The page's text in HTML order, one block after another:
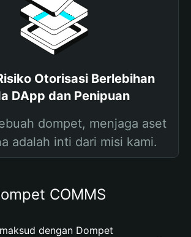
Otorisasi Berlebihan
DApp dan Penipuan
dompet, menjaga aset
adalah inti dari misi kami.
COMMS
dengan Dompet